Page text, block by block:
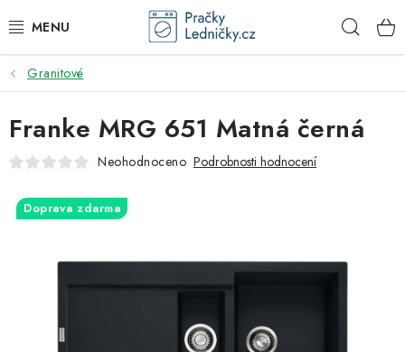
na
DODAVATEL
VESTAVNÉ SPOTŘEBIČE
VOLNĚ STOJÍCÍ SPOTŘEBIČE
DŘEZY A BATERIE
ODSAVAČE PAR
Granitové
Franke MRG 651 Matná černá
Neohodnoceno Podrobnosti hodnocení
Doprava zdarma